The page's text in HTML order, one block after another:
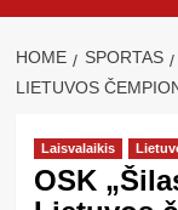
HOME SPORTAS
LIETUVOS
Laisvalaikis
OSK